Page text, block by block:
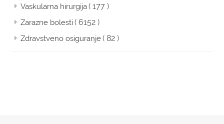
Vaskularna hirurgija( 177 )
Zarazne bolesti( 6152 )
Zdravstveno osiguranje( 82 )